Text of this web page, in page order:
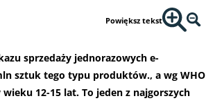
Powiększ tekst
sprzedaży jednorazowych e-
sztuk tego typu produktów., a wg WHO
12-15 lat. To jeden z najgorszych